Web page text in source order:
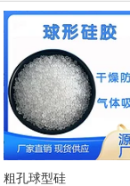
粗孔球型硅